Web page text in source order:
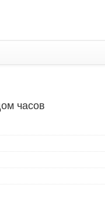
часов